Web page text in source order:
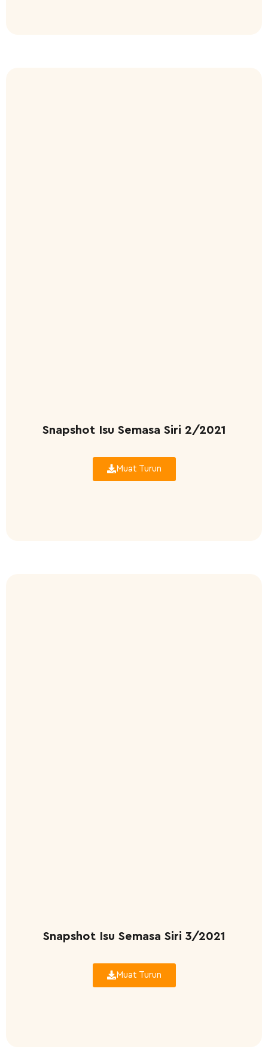
Snapshot Isu Semasa Siri 2/2021
Muat Turun
Snapshot Isu Semasa Siri 3/2021
Muat Turun